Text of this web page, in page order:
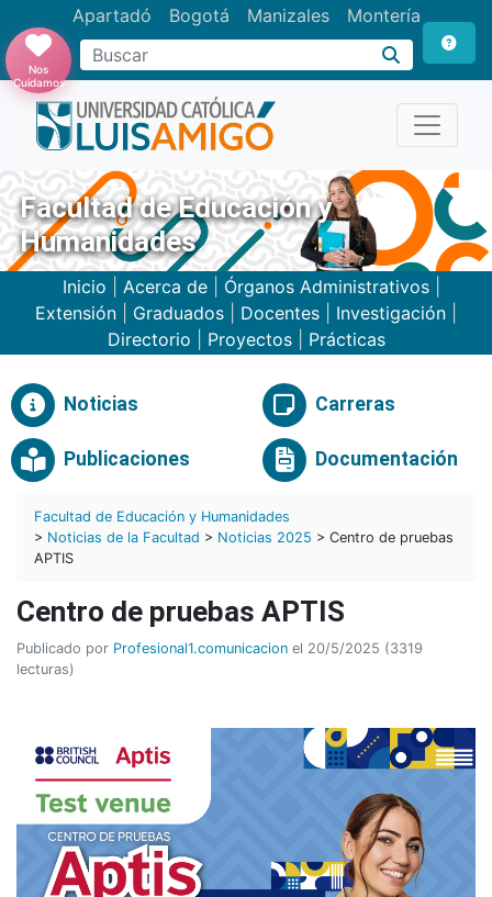
Apartadó Bogotá Manizales Montería
Buscar
Nos
Cuidamos
Facultad de Educación y
Humanidades
Inicio Acerca de Órganos Administrativos
Extensión
Graduados Docentes Investigación
Directorio
Proyectos| Prácticas
Noticias Carreras
Publicaciones Documentación
Facultad de Educación y Humanidades
> Noticias de la Facultad > Noticias 2025 > Centro de pruebas
APTIS
Centro de pruebas APTIS
Publicado por Profesional1.comunicacion el 20/5/2025 (3319
lecturas)